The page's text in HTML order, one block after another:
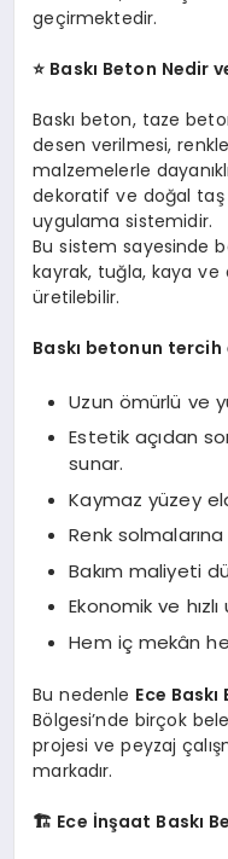
geçirmektedir.
⭐ Baskı Beton Nedir
Baskı beton, taze
desen verilmesi,
malzemelerle
dekoratif ve doğal
uygulama sistemidir.
Bu sistem sayesinde
kayrak, tuğla, kaya
üretilebilir.
Baskı betonun
Uzun ömürlü ve
Estetik açıdan
sunar.
Kaymaz yüzey
Renk
Bakım maliyeti
Ekonomik ve
Hem iç mekân
Bu nedenle Ece
Bölgesi’nde birçok
projesi ve peyzaj
markadır.
🏗️ Ece İnşaat Baskı